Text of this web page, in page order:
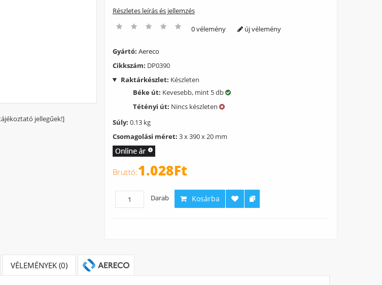
jellegűek!]
Részletes leírás és jellemzés
0 vélemény új vélemény
Gyártó: Aereco
Cikkszám: DP0390
Raktárkészlet: Készleten
Béke út: Kevesebb, mint 5 db
Tétényi út: Nincs készleten
Súly: 0.13 kg
Csomagolási méret: 3 x 390 x 20 mm
1.028Ft
Darab Kosárba
VÉLEMÉNYEK (0)